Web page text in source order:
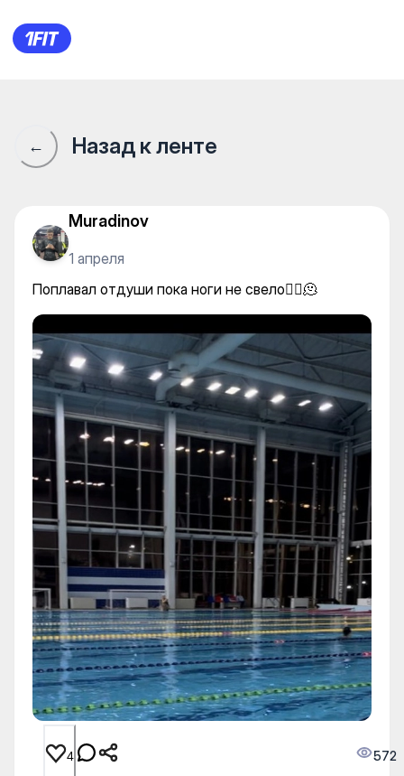
Поплавал отдуши пока ноги
← Назад к ленте
Muradinov
1 апреля
Поплавал отдуши пока ноги не свело😵‍💫🫠
4 572